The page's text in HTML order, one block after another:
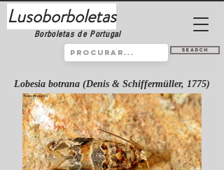
Lusoborboletas
Borboletas de Portugal
Search
Lobesia botrana (Denis & Schiffermüller, 1775)